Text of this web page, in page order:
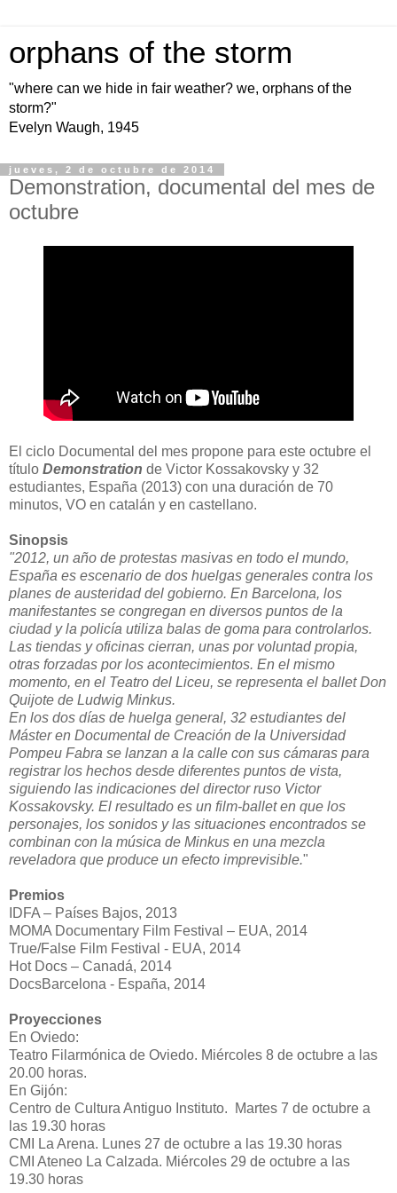
orphans of the storm
"where can we hide in fair weather? we, orphans of the
storm?"
Evelyn Waugh, 1945
jueves, 2 de octubre de 2014
Demonstration, documental del mes de
octubre
El ciclo Documental del mes propone para este octubre el
título Demonstration de Victor Kossakovsky y 32
estudiantes, España (2013) con una duración de 70
minutos, VO en catalán y en castellano.
Sinopsis
"2012, un año de protestas masivas en todo el mundo,
España es escenario de dos huelgas generales contra los
planes de austeridad del gobierno. En Barcelona, los
manifestantes se congregan en diversos puntos de la
ciudad y la policía utiliza balas de goma para controlarlos.
Las tiendas y oficinas cierran, unas por voluntad propia,
otras forzadas por los acontecimientos. En el mismo
momento, en el Teatro del Liceu, se representa el ballet Don
Quijote de Ludwig Minkus.
En los dos días de huelga general, 32 estudiantes del
Máster en Documental de Creación de la Universidad
Pompeu Fabra se lanzan a la calle con sus cámaras para
registrar los hechos desde diferentes puntos de vista,
siguiendo las indicaciones del director ruso Victor
Kossakovsky. El resultado es un film-ballet en que los
personajes, los sonidos y las situaciones encontrados se
combinan con la música de Minkus en una mezcla
reveladora que produce un efecto imprevisible."
Premios
IDFA – Países Bajos, 2013
MOMA Documentary Film Festival – EUA, 2014
True/False Film Festival - EUA, 2014
Hot Docs – Canadá, 2014
DocsBarcelona - España, 2014
Proyecciones
En Oviedo:
Teatro Filarmónica de Oviedo. Miércoles 8 de octubre a las
20.00 horas.
En Gijón:
Centro de Cultura Antiguo Instituto. Martes 7 de octubre a
las 19.30 horas
CMI La Arena. Lunes 27 de octubre a las 19.30 horas
CMI Ateneo La Calzada. Miércoles 29 de octubre a las
19.30 horas